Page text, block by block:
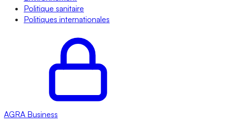
Politique sanitaire
Politiques internationales
AGRA Business